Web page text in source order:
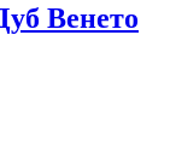
Венето